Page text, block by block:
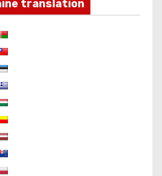
translation